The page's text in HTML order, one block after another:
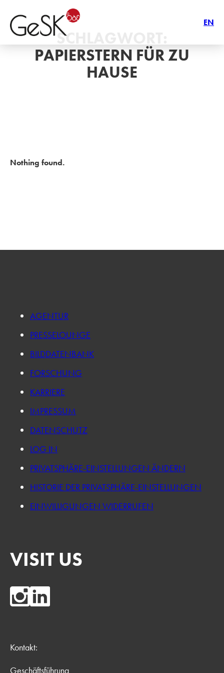
EN
SCHLAGWORT:
PAPIERSTERN FÜR ZU
HAUSE
Nothing found.
AGENTUR
PRESSELOUNGE
BILDDATENBANK
FORSCHUNG
KARRIERE
IMPRESSUM
DATENSCHUTZ
LOG IN
PRIVATSPHÄRE-EINSTELLUNGEN ÄNDERN
HISTORIE DER PRIVATSPHÄRE-EINSTELLUNGEN
EINWILLIGUNGEN WIDERRUFEN
VISIT US
Kontakt:
Geschäftsführung